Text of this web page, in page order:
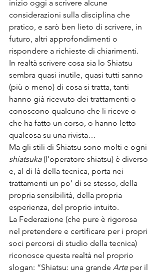
inizio oggi a scrivere alcune
considerazioni sulla disciplina che
pratico, e sarò ben lieto di scrivere, in
futuro, altri approfondimenti o
rispondere a richieste di chiarimenti.
In realtà scrivere cosa sia lo Shiatsu
sembra quasi inutile, quasi tutti sanno
(più o meno) di cosa si tratta, tanti
hanno già ricevuto dei trattamenti o
conoscono qualcuno che li riceve o
che ha fatto un corso, o hanno letto
qualcosa su una rivista…
Ma gli stili di Shiatsu sono molti e ogni
shiatsuka (l’operatore shiatsu) è diverso
e, al di là della tecnica, porta nei
trattamenti un po’ di se stesso, della
propria sensibilità, della propria
esperienza, del proprio intuito.
La Federazione (che pure è rigorosa
nel pretendere e certificare per i propri
soci percorsi di studio della tecnica)
riconosce questa realtà nel proprio
slogan: “Shiatsu: una grande Arte per il